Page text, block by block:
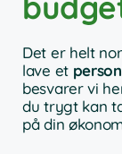
Det er helt
lave et
besvarer vi
du trygt kan
på din